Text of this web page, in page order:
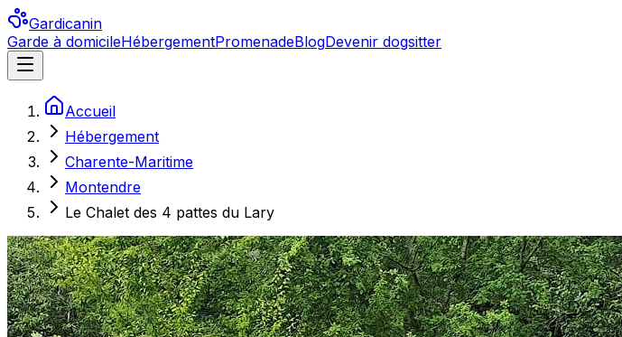
Gardicanin
Garde à domicileHébergementPromenadeBlogDevenir dogsitter
Accueil
Hébergement
Charente-Maritime
Montendre
Le Chalet des 4 pattes du Lary